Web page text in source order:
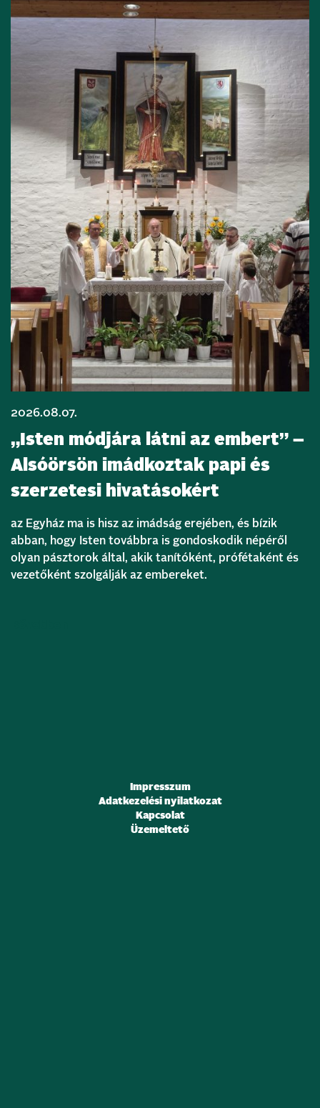
2026.08.07.
„Isten módjára látni az embert” –
Alsóörsön imádkoztak papi és
szerzetesi hivatásokért
az Egyház ma is hisz az imádság erejében, és bízik
abban, hogy Isten továbbra is gondoskodik népéről
olyan pásztorok által, akik tanítóként, prófétaként és
vezetőként szolgálják az embereket.
Impresszum
Adatkezelési nyilatkozat
Kapcsolat
Üzemeltető